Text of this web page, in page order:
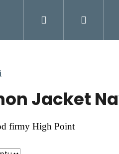
Moje
Jacket
firmy High Point